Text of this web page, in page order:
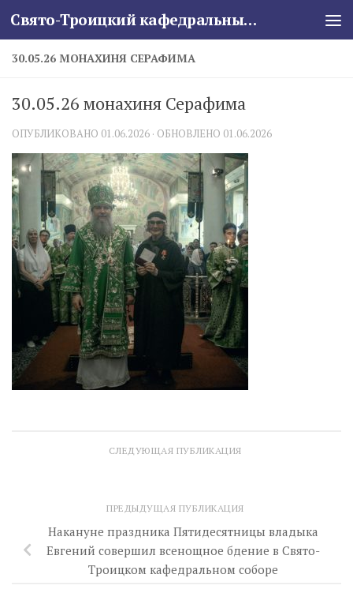
Skip to content Свято-Троицкий кафедральный собор
30.05.26 МОНАХИНЯ СЕРАФИМА
30.05.26 монахиня Серафима
ОПУБЛИКОВАНО 01.06.2026 · ОБНОВЛЕНО 01.06.2026
СЛЕДУЮЩАЯ ПУБЛИКАЦИЯ
ПРЕДЫДУЩАЯ ПУБЛИКАЦИЯ
Накануне праздника Пятидесятницы владыка
Евгений совершил всенощное бдение в Свято-
Троицком кафедральном соборе